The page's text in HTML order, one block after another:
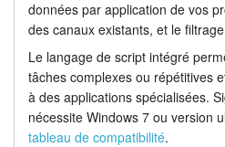
données par application de vos
des canaux existants, et le
Le langage de script intégré
tâches complexes ou répétitives
à des applications spécialisées.
nécessite Windows 7 ou version
tableau de compatibilité.